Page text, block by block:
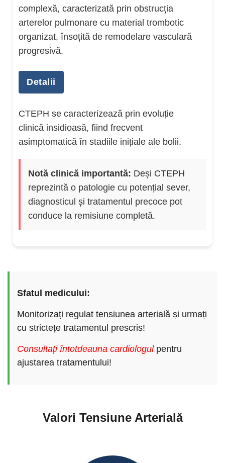
complexă, caracterizată prin obstrucția
arterelor pulmonare cu material trombotic
organizat, însoțită de remodelare vasculară
progresivă.
Detalii
Această remodelare afectează atât vasele
pulmonare mari, cât și cele mici, ducând la o
creștere persistentă a rezistenței vasculare
medii peste25 mmHgîn repaus, confirmată
prin cateterism cardiac drept.
Afecțiunea apare adesea din embolii
pulmonare nerezolvate și implică atât
CTEPH se caracterizează prin evoluție
clinică insidioasă, fiind frecvent
asimptomatică în stadiile inițiale ale bolii.
Notă clinică importantă: Deși CTEPH
reprezintă o patologie cu potențial sever,
diagnosticul și tratamentul precoce pot
conduce la remisiune completă.
Sfatul medicului:
Monitorizați regulat tensiunea arterială și urmați
cu strictețe tratamentul prescris!
Consultați întotdeauna cardiologulpentru
ajustarea tratamentului!
Valori Tensiune Arterială